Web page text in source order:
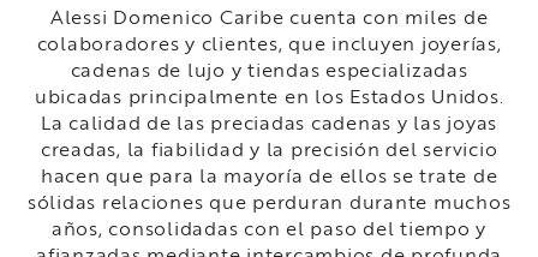
Alessi Domenico Caribe cuenta con miles de
colaboradores y clientes, que incluyen joyerías,
cadenas de lujo y tiendas especializadas
ubicadas principalmente en los Estados Unidos.
La calidad de las preciadas cadenas y las joyas
creadas, la fiabilidad y la precisión del servicio
hacen que para la mayoría de ellos se trate de
sólidas relaciones que perduran durante muchos
años, consolidadas con el paso del tiempo y